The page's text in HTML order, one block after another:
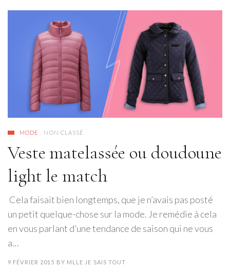
MODE NON CLASSÉ
Veste matelassée ou doudoune
light le match
Cela faisait bien longtemps, que je n’avais pas posté
un petit quelque-chose sur la mode. Je remédie à cela
en vous parlant d’une tendance de saison qui ne vous
a…
9 FÉVRIER 2015 BY MLLE JE SAIS TOUT